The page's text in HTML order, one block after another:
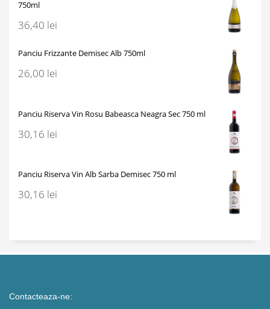
750ml
36,40 lei
Panciu Frizzante Demisec Alb 750ml
26,00 lei
Panciu Riserva Vin Rosu Babeasca Neagra Sec 750 ml
30,16 lei
Panciu Riserva Vin Alb Sarba Demisec 750 ml
30,16 lei
Contacteaza-ne: